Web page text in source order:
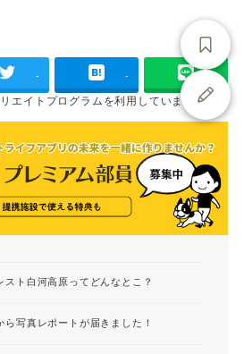
- -
エイトプログラムを利用しています
スト白河高原ってどんなとこ？
ら写真レポートが届きました！